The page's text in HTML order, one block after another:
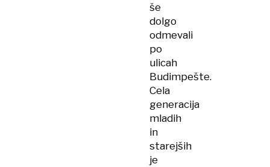
še
dolgo
odmevali
po
ulicah
Budimpešte.
Cela
generacija
mladih
in
starejših
je